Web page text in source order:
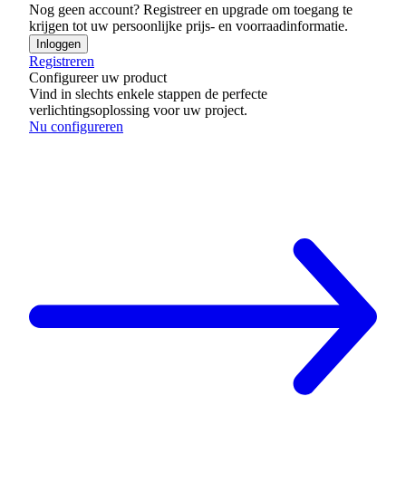
Nog geen account? Registreer en upgrade om toegang te
krijgen tot uw persoonlijke prijs- en voorraadinformatie.
Inloggen
Registreren
Configureer uw product
Vind in slechts enkele stappen de perfecte
verlichtingsoplossing voor uw project.
Nu configureren